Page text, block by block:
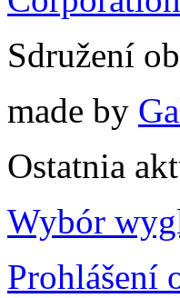
Sdružení
made by
Ostatnia
Wybór
Prohlášení